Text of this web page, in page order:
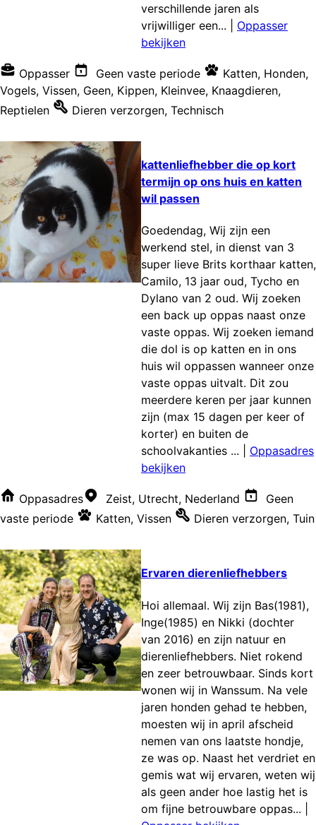
verschillende jaren als
vrijwilliger een...
Oppasser
bekijken
Oppasser Geen vaste periode Katten, Honden,
Vogels, Vissen, Geen, Kippen, Kleinvee, Knaagdieren,
Reptielen
Dieren verzorgen, Technisch
kattenliefhebber die op kort
termijn op ons huis en katten
wil passen
Goedendag, Wij zijn een
werkend stel, in dienst van 3
super lieve Brits korthaar katten,
Camilo, 13 jaar oud, Tycho en
Dylano van 2 oud. Wij zoeken
een back up oppas naast onze
vaste oppas. Wij zoeken iemand
die dol is op katten en in ons
huis wil oppassen wanneer onze
vaste oppas uitvalt. Dit zou
meerdere keren per jaar kunnen
zijn (max 15 dagen per keer of
korter) en buiten de
schoolvakanties ...
Oppasadres
bekijken
Oppasadres Zeist, Utrecht, Nederland
Geen
vaste periode
Katten, Vissen Dieren verzorgen, Tuin
Ervaren dierenliefhebbers
Hoi allemaal. Wij zijn Bas(1981),
Inge(1985) en Nikki (dochter
van 2016) en zijn natuur en
dierenliefhebbers. Niet rokend
en zeer betrouwbaar. Sinds kort
wonen wij in Wanssum. Na vele
jaren honden gehad te hebben,
moesten wij in april afscheid
nemen van ons laatste hondje,
ze was op. Naast het verdriet en
gemis wat wij ervaren, weten wij
als geen ander hoe lastig het is
om fijne betrouwbare oppas...